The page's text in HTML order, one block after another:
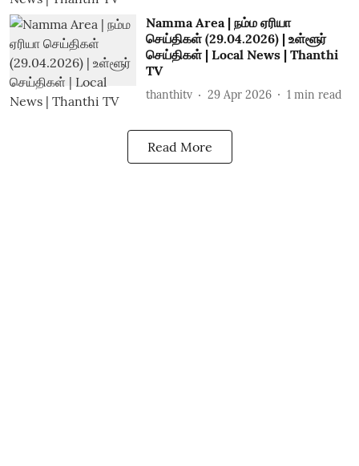
Namma Area | நம்ம ஏரியா
செய்திகள் (29.04.2026) | உள்ளூர்
செய்திகள் | Local News | Thanthi
TV
thanthitv 29 Apr 2026 1 min read
Read More